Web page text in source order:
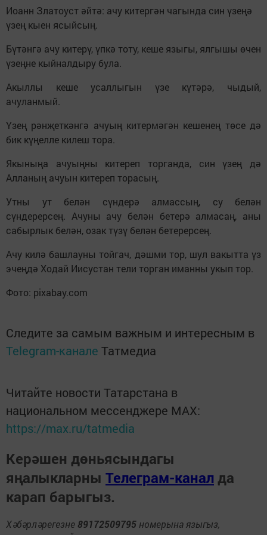
Иоанн Златоуст әйтә: ачу китергән чагында син үзеңә
үзең кыен ясыйсың.
Бүтәнгә ачу китерү, үпкә тоту, кеше языгы, ялгышы өчен
үзеңне кыйналдыру була.
Акыллы кеше усаллыгын үзе күтәрә, чыдый,
ачуланмый.
Үзең рәнҗеткәнгә ачуың китермәгән кешенең төсе дә
бик күңелле килеш тора.
Якыныңа ачуыңны китереп торганда, син үзең дә
Алланың ачуын китереп торасың.
Утны ут белән сүндерә алмассың, су белән
сүндерерсең. Ачуны ачу белән бетерә алмасаң, аны
сабырлык белән, озак түзү белән бетерерсең.
Ачу килә башлауны тойгач, дәшми тор, шул вакытта үз
эчеңдә Ходай Иисустан тели торган иманны укып тор.
Фото: pixabay.com
Следите за самым важным и интересным в
Telegram-канале Татмедиа
Читайте новости Татарстана в
национальном мессенджере MАХ:
https://max.ru/tatmedia
Керәшен дөньясындагы
яңалыкларны Телеграм-канал да
карап барыгыз.
Хәбәрләрегезне 89172509795 номерына языгыз,